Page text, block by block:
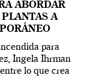
ABORDAR
A
para
Ingela Ihrman
lo que crea